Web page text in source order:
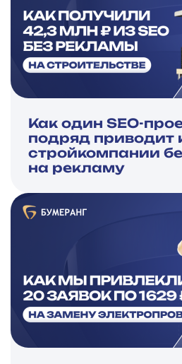
Как один SEO-
подряд приводит
стройкомпании
на рекламу